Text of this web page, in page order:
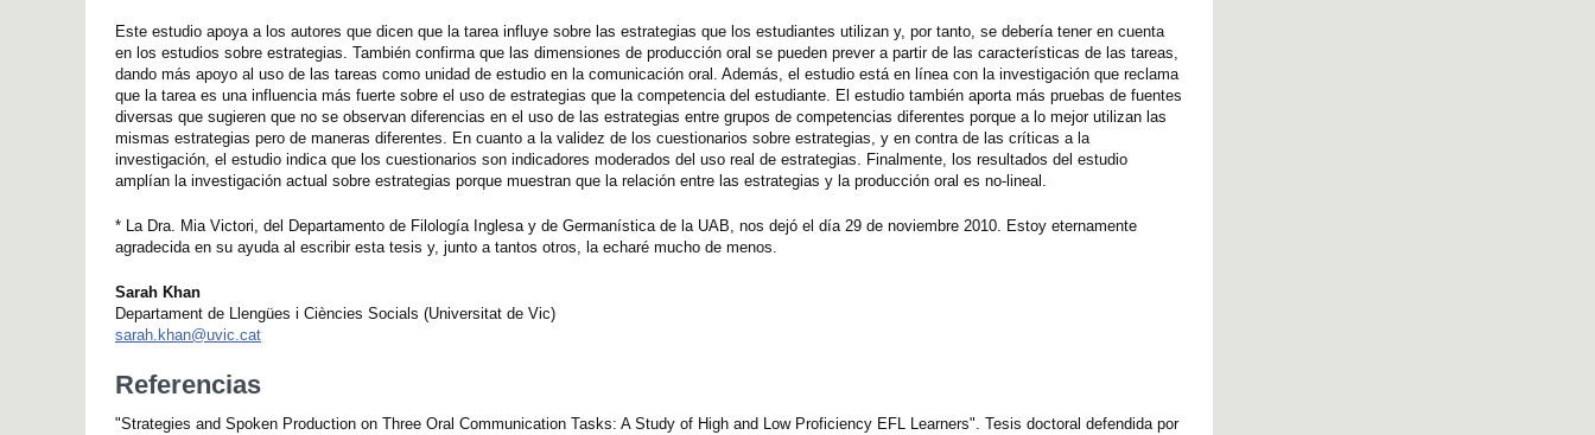
Este estudio apoya a los autores que dicen que la tarea influye sobre las estrategias que los estudiantes utilizan y, por tanto, se debería tener en cuenta
en los estudios sobre estrategias. También confirma que las dimensiones de producción oral se pueden prever a partir de las características de las tareas,
dando más apoyo al uso de las tareas como unidad de estudio en la comunicación oral. Además, el estudio está en línea con la investigación que reclama
que la tarea es una influencia más fuerte sobre el uso de estrategias que la competencia del estudiante. El estudio también aporta más pruebas de fuentes
diversas que sugieren que no se observan diferencias en el uso de las estrategias entre grupos de competencias diferentes porque a lo mejor utilizan las
mismas estrategias pero de maneras diferentes. En cuanto a la validez de los cuestionarios sobre estrategias, y en contra de las críticas a la
investigación, el estudio indica que los cuestionarios son indicadores moderados del uso real de estrategias. Finalmente, los resultados del estudio
amplían la investigación actual sobre estrategias porque muestran que la relación entre las estrategias y la producción oral es no-lineal.
* La Dra. Mia Victori, del Departamento de Filología Inglesa y de Germanística de la UAB, nos dejó el día 29 de noviembre 2010. Estoy eternamente
agradecida en su ayuda al escribir esta tesis y, junto a tantos otros, la echaré mucho de menos.
Sarah Khan
Departament de Llengües i Ciències Socials (Universitat de Vic)
sarah.khan@uvic.cat
Referencias
"Strategies and Spoken Production on Three Oral Communication Tasks: A Study of High and Low Proficiency EFL Learners". Tesis doctoral defendida por